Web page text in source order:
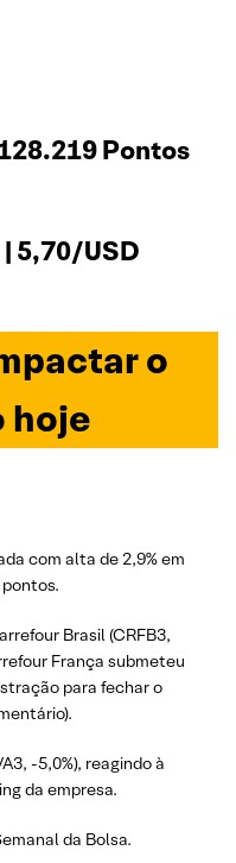
Pontos
5,70/USD
o
hoje
com alta de 2,9% em
Brasil (CRFB3,
França submeteu
para fechar o
-5,0%), reagindo à
da empresa.
da Bolsa.